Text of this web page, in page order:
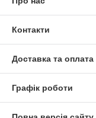
Контакти
Доставка та оплата
Графік роботи